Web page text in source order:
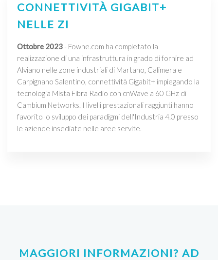
CONNETTIVITÀ GIGABIT+
NELLE ZI
Ottobre 2023- Fowhe.com ha completato la
realizzazione di una infrastruttura in grado di fornire ad
Alviano nelle zone industriali di Martano, Calimera e
Carpignano Salentino, connettività Gigabit+ impiegando la
tecnologia Mista Fibra Radio con cnWave a 60 GHz di
Cambium Networks. I livelli prestazionali raggiunti hanno
favorito lo sviluppo dei paradigmi dell'Industria 4.0 presso
le aziende insediate nelle aree servite.
MAGGIORI INFORMAZIONI? AD